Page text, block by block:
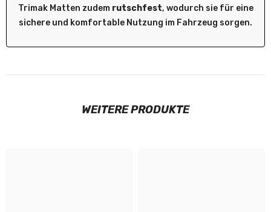
Trimak Matten zudem rutschfest, wodurch sie für eine
sichere und komfortable Nutzung im Fahrzeug sorgen.
WEITERE PRODUKTE